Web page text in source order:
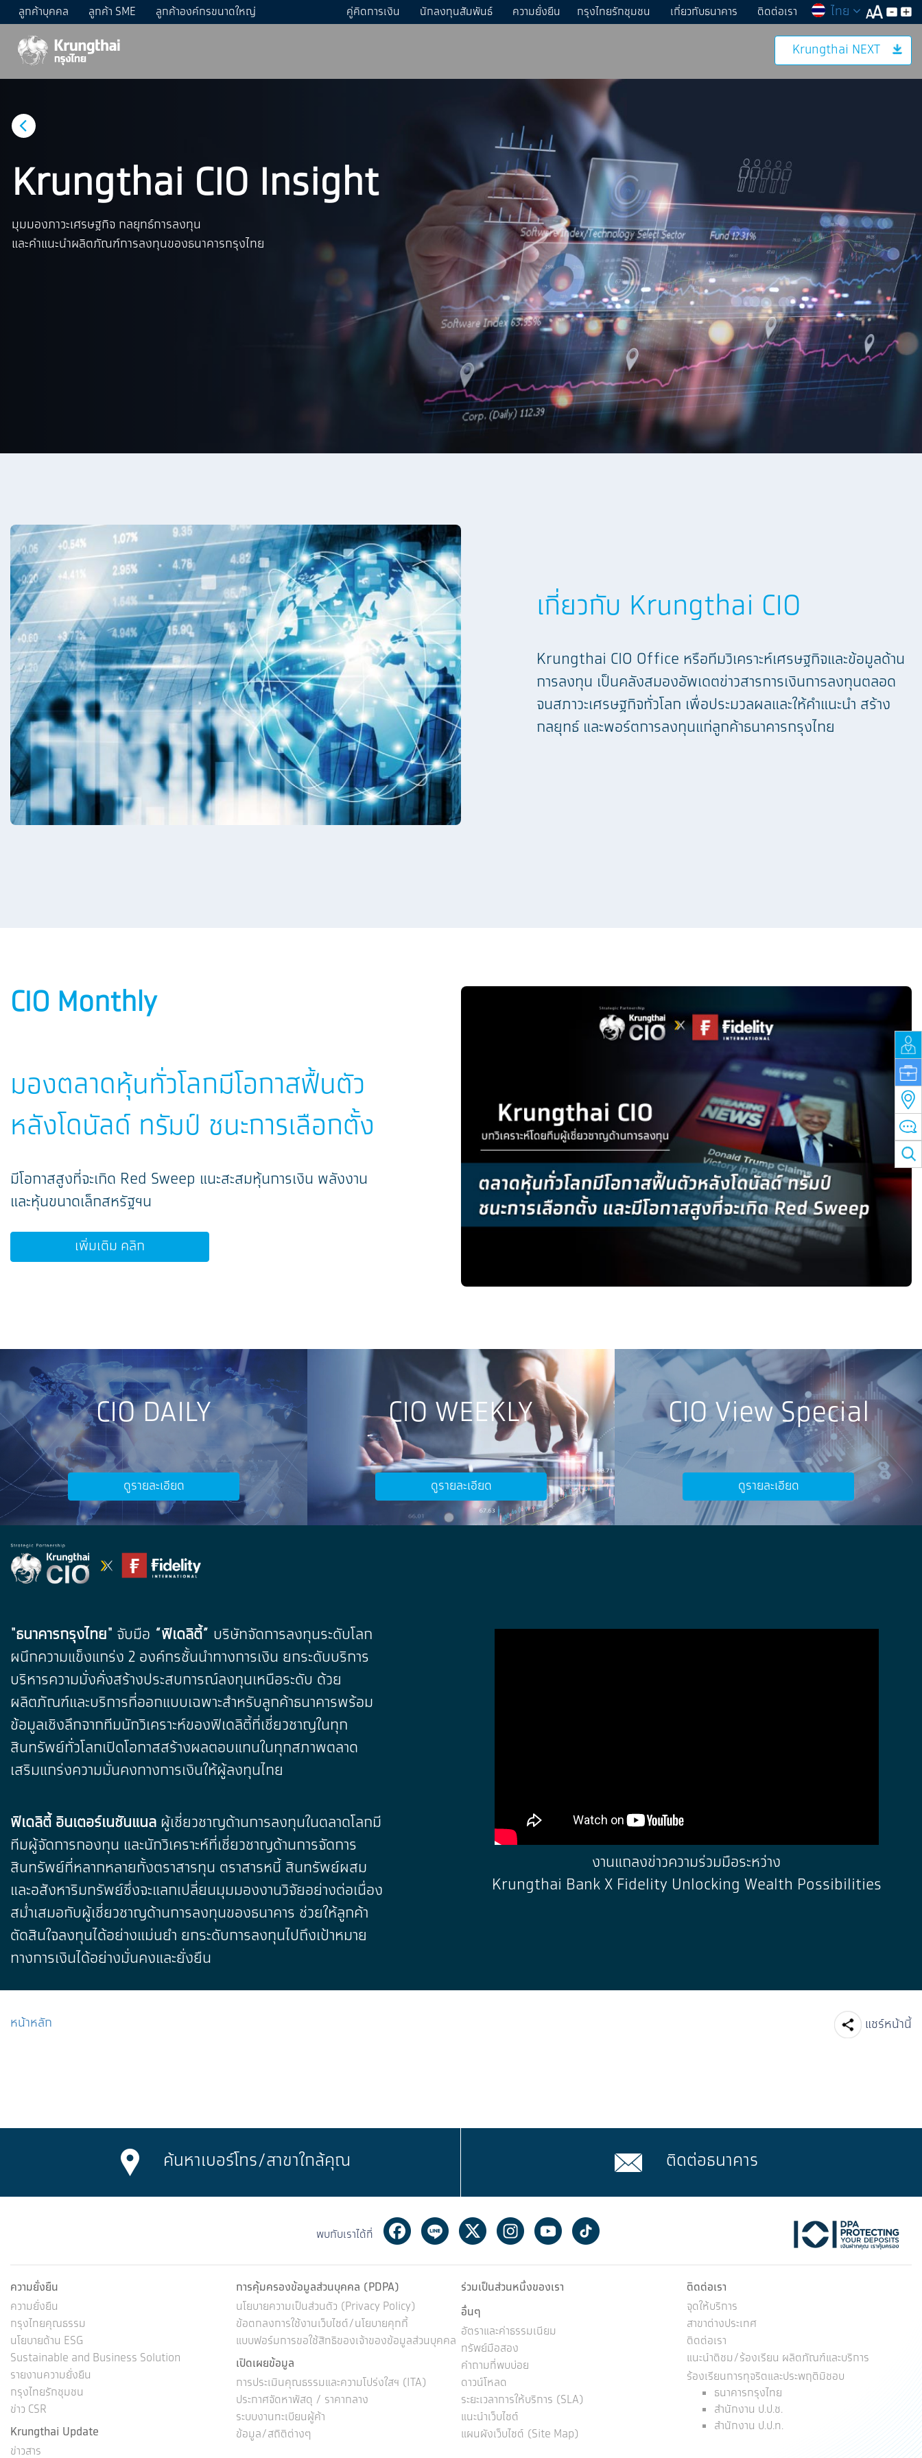
ลูกค้าบุคคล ลูกค้า SME ลูกค้าองค์กรขนาดใหญ่ คู่คิดการเงิน นักลงทุนสัมพันธ์ ความยั่งยืน กรุงไทยรักชุมชน เกี่ยวกับธนาคาร ติดต่อเรา ไทย
Krungthai NEXT
Krungthai CIO Insight
มุมมองภาวะเศรษฐกิจ กลยุทธ์การลงทุน
และคำแนะนำผลิตภัณฑ์การลงทุนของธนาคารกรุงไทย
เกี่ยวกับ Krungthai CIO
Krungthai CIO Office หรือทีมวิเคราะห์เศรษฐกิจและข้อมูลด้าน
การลงทุน เป็นคลังสมองอัพเดตข่าวสารการเงินการลงทุนตลอด
จนสภาวะเศรษฐกิจทั่วโลก เพื่อประมวลผลและให้คำแนะนำ สร้าง
กลยุทธ์ และพอร์ตการลงทุนแก่ลูกค้าธนาคารกรุงไทย
CIO Monthly
มองตลาดหุ้นทั่วโลกมีโอกาสฟื้นตัว
หลังโดนัลด์ ทรัมป์ ชนะการเลือกตั้ง
มีโอกาสสูงที่จะเกิด Red Sweep แนะสะสมหุ้นการเงิน พลังงาน
และหุ้นขนาดเล็กสหรัฐฯน
เพิ่มเติม คลิก
CIO DAILY
ดูรายละเอียด
CIO WEEKLY
ดูรายละเอียด
CIO View Special
ดูรายละเอียด
"ธนาคารกรุงไทย" จับมือ “ฟิเดลิตี้” บริษัทจัดการลงทุนระดับโลก
ผนึกความแข็งแกร่ง 2 องค์กรชั้นนำทางการเงิน ยกระดับบริการ
บริหารความมั่งคั่งสร้างประสบการณ์ลงทุนเหนือระดับ ด้วย
ผลิตภัณฑ์และบริการที่ออกแบบเฉพาะสำหรับลูกค้าธนาคารพร้อม
ข้อมูลเชิงลึกจากทีมนักวิเคราะห์ของฟิเดลิตี้ที่เชี่ยวชาญในทุก
สินทรัพย์ทั่วโลกเปิดโอกาสสร้างผลตอบแทนในทุกสภาพตลาด
เสริมแกร่งความมั่นคงทางการเงินให้ผู้ลงทุนไทย
ฟิเดลิตี้ อินเตอร์เนชันแนล ผู้เชี่ยวชาญด้านการลงทุนในตลาดโลกมี
ทีมผู้จัดการกองทุน และนักวิเคราะห์ที่เชี่ยวชาญด้านการจัดการ
สินทรัพย์ที่หลากหลายทั้งตราสารทุน ตราสารหนี้ สินทรัพย์ผสม
และอสังหาริมทรัพย์ซึ่งจะแลกเปลี่ยนมุมมองงานวิจัยอย่างต่อเนื่อง
สม่ำเสมอกับผู้เชี่ยวชาญด้านการลงทุนของธนาคาร ช่วยให้ลูกค้า
ตัดสินใจลงทุนได้อย่างแม่นยำ ยกระดับการลงทุนไปถึงเป้าหมาย
ทางการเงินได้อย่างมั่นคงและยั่งยืน
งานแถลงข่าวความร่วมมือระหว่าง
Krungthai Bank X Fidelity Unlocking Wealth Possibilities
หน้าหลัก แชร์หน้านี้
Facebook
Line
ค้นหาเบอร์โทร/สาขาใกล้คุณ ติดต่อธนาคาร
พบกับเราได้ที่ Facebook
Line TwitterInstagram
YoutubeTiktok
ความยั่งยืน
ความยั่งยืน
กรุงไทยคุณธรรม
นโยบายด้าน ESG
Sustainable and Business Solution
รายงานความยั่งยืน
กรุงไทยรักชุมชน
ข่าว CSR
Krungthai Update
ข่าวสาร
การคุ้มครองข้อมูลส่วนบุคคล (PDPA)
นโยบายความเป็นส่วนตัว (Privacy Policy)
ข้อตกลงการใช้งานเว็บไซต์/นโยบายคุกกี้
แบบฟอร์มการขอใช้สิทธิของเจ้าของข้อมูลส่วนบุคคล
เปิดเผยข้อมูล
การประเมินคุณธรรมและความโปร่งใสฯ (ITA)
ประกาศจัดหาพัสดุ / ราคากลาง
ระบบงานทะเบียนผู้ค้า
ข้อมูล/สถิติต่างๆ
ร่วมเป็นส่วนหนึ่งของเรา
อื่นๆ
อัตราและค่าธรรมเนียม
ทรัพย์มือสอง
คำถามที่พบบ่อย
ดาวน์โหลด
ระยะเวลาการให้บริการ (SLA)
แนะนำเว็บไซต์
แผนผังเว็บไซต์ (Site Map)
ติดต่อเรา
จุดให้บริการ
สาขาต่างประเทศ
ติดต่อเรา
แนะนำติชม/ร้องเรียน ผลิตภัณฑ์และบริการ
ร้องเรียนการทุจริตและประพฤติมิชอบ
ธนาคารกรุงไทย
สำนักงาน ป.ป.ช.
สำนักงาน ป.ป.ท.